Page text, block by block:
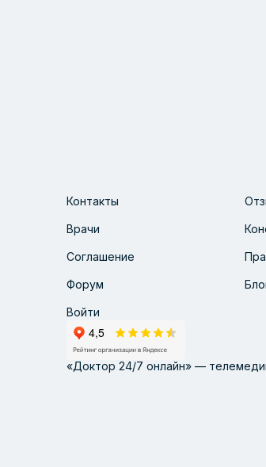
Контакты
Врачи
Соглашение
Форум
Войти
«Доктор 24/7 онлайн» —